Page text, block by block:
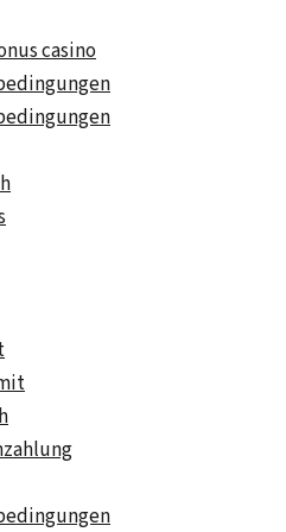
casino